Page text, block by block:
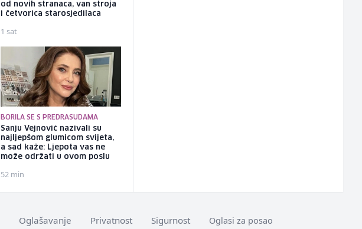
od novih stranaca, van stroja
i četvorica starosjedilaca
1 sat
BORILA SE S PREDRASUDAMA
Sanju Vejnović nazivali su
najljepšom glumicom svijeta,
a sad kaže: Ljepota vas ne
može održati u ovom poslu
52 min
Oglašavanje Privatnost Sigurnost Oglasi za posao